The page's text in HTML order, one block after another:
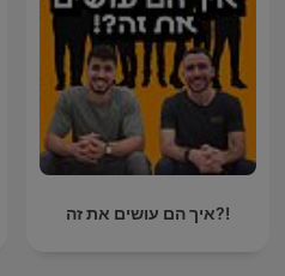
איך הם עושים את זה?!